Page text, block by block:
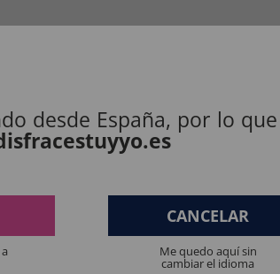
crianças menores de 36 meses devem ser
desde España, por lo
CANCELAR
Me quedo aquí sin
cambiar el idioma